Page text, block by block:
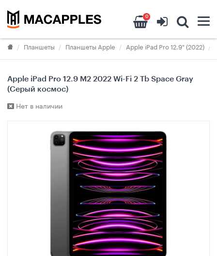
0
Планшеты Планшеты Apple Apple iPad Pro 12.9" (2022)
Apple iPad Pro 12.9 M2 2022 Wi-Fi 2 Tb Space Gray
(Серый космос)
Нет в наличии